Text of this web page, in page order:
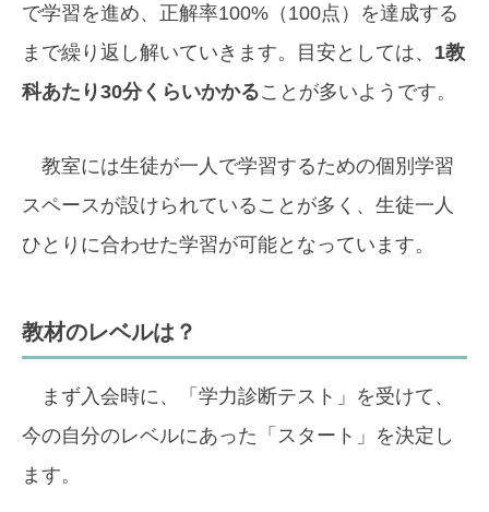
で学習を進め、正解率100%（100点）を達成する
まで繰り返し解いていきます。目安としては、 1教
科あたり30分くらいかかることが多いようです。
教室には生徒が一人で学習するための個別学習
スペースが設けられていることが多く、生徒一人
ひとりに合わせた学習が可能となっています。
教材のレベルは？
まず入会時に、「学力診断テスト」を受けて、
今の自分のレベルにあった「スタート」を決定し
ます。